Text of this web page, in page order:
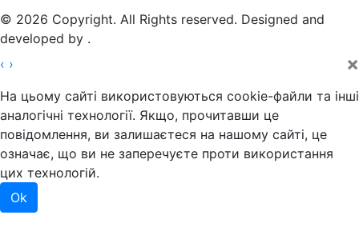
© 2026 Copyright. All Rights reserved. Designed and
developed by .
‹ › ×
На цьому сайті використовуються cookie-файли та інші
аналогічні технології. Якщо, прочитавши це
повідомлення, ви залишаєтеся на нашому сайті, це
означає, що ви не заперечуєте проти використання
цих технологій.
Ok